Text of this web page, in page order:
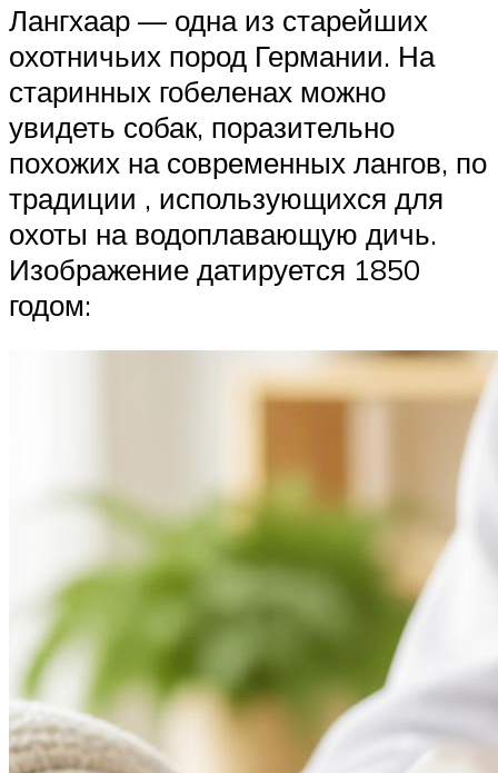
Лангхаар — одна из старейших
охотничьих пород Германии. На
старинных гобеленах можно
увидеть собак, поразительно
похожих на современных лангов, по
традиции , использующихся для
охоты на водоплавающую дичь.
Изображение датируется 1850
годом: